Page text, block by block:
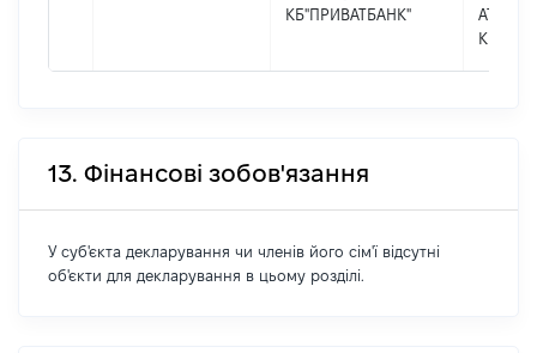
КБ"ПРИВАТБАНК"
АТ
13. Фінансові зобов'язання
У суб'єкта декларування чи членів його сім'ї відсутні
об'єкти для декларування в цьому розділі.